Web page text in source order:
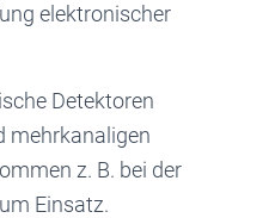
elektronischer
Detektoren
mehrkanaligen
z. B. bei der
Einsatz.